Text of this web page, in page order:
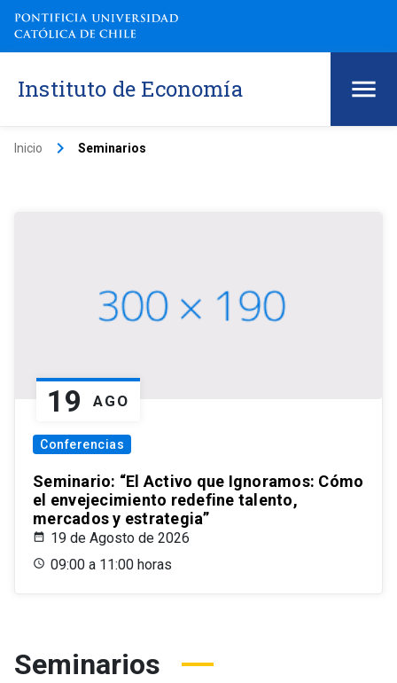
Instituto de Economía
Inicio keyboard_arrow_right Seminarios
19 AGO
Conferencias
Seminario: “El Activo que Ignoramos: Cómo
el envejecimiento redefine talento,
mercados y estrategia”
19 de Agosto de 2026
09:00 a 11:00 horas
Seminarios